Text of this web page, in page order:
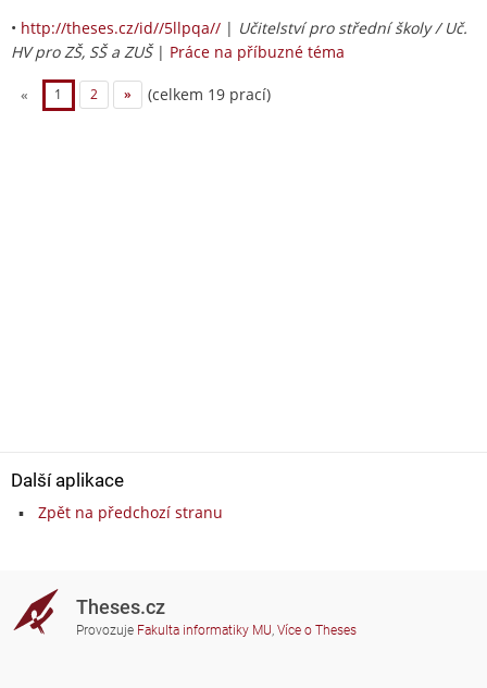
• http://theses.cz/id//5llpqa// | Učitelství pro střední školy / Uč.
HV pro ZŠ, SŠ a ZUŠ| Práce na příbuzné téma
« 1 2 » (celkem 19 prací)
Další aplikace
Zpět na předchozí stranu
Theses.cz
Provozuje Fakulta informatiky MU, Více o Theses